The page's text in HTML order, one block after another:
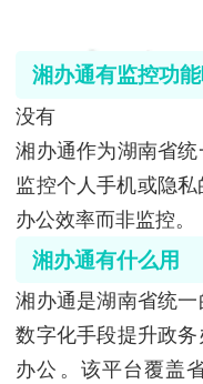
湘办通有监控功
没有
湘办通作为湖南省
监控个人手机或隐
办公效率而非监控。
湘办通有什么用
湘办通是湖南省统
数字化手段提升政
办公‌。该平台覆盖